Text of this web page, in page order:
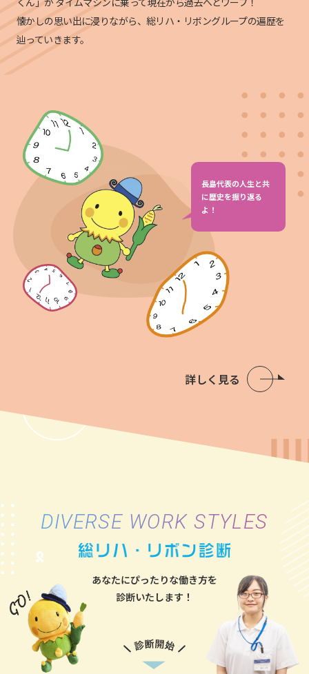
懐かしの思い出に浸りながら、総リハ・リボングループの遍歴を
辿っていきます。
詳しく見る
長島代表の人生と共
に歴史を振り返る
よ！
DIVERSE WORK STYLES
あなたにぴったりな働き方を
診断いたします！